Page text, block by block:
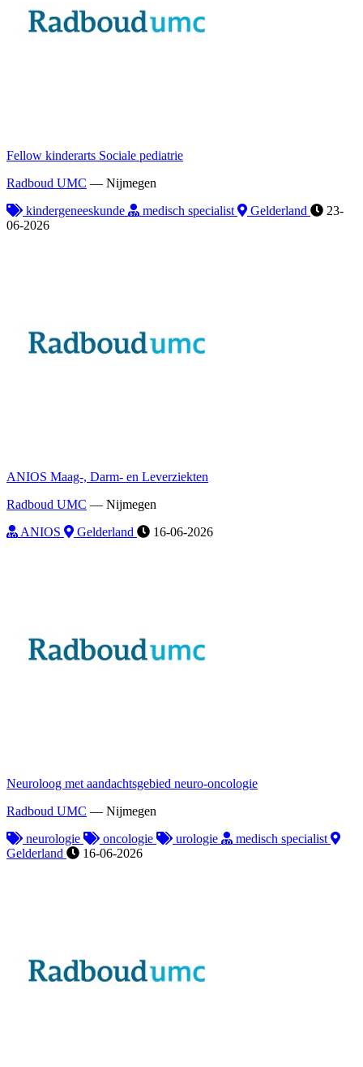
Fellow kinderarts Sociale pediatrie
Radboud UMC — Nijmegen
kindergeneeskunde
medisch specialist Gelderland
23-
06-2026
ANIOS Maag-, Darm- en Leverziekten
Radboud UMC — Nijmegen
ANIOS
Gelderland 16-06-2026
Neuroloog met aandachtsgebied neuro-oncologie
Radboud UMC — Nijmegen
neurologie
oncologie urologie
medisch specialist
Gelderland
16-06-2026